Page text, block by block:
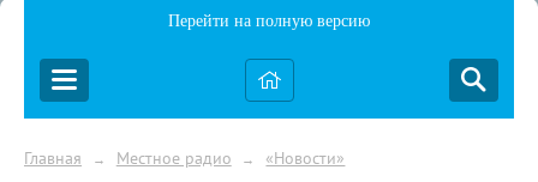
Перейти на полную версию
Главная → Местное радио → «Новости»